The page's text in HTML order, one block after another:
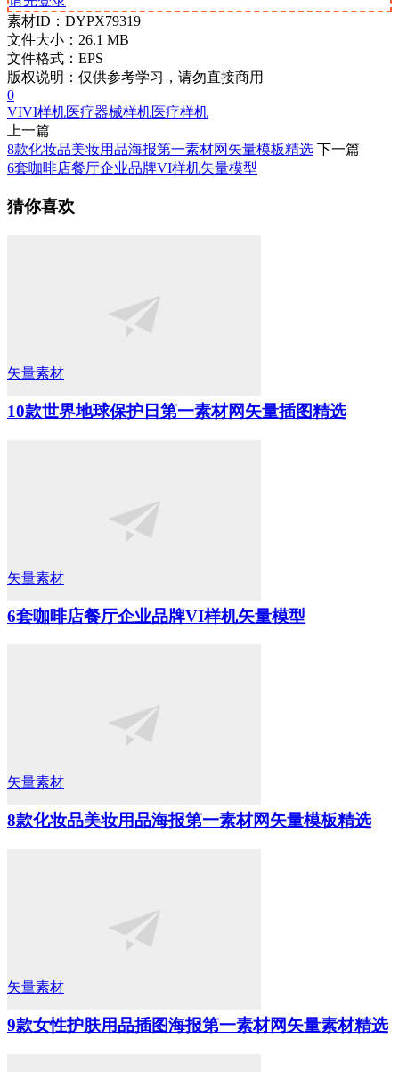
素材ID： DYPX79319
文件大小： 26.1 MB
文件格式： EPS
版权说明： 仅供参考学习，请勿直接商用
0
VIVI样机医疗器械样机医疗样机
上一篇
8款化妆品美妆用品海报第一素材网矢量模板精选 下一篇
6套咖啡店餐厅企业品牌VI样机矢量模型
猜你喜欢
矢量素材
10款世界地球保护日第一素材网矢量插图精选
矢量素材
6套咖啡店餐厅企业品牌VI样机矢量模型
矢量素材
8款化妆品美妆用品海报第一素材网矢量模板精选
矢量素材
9款女性护肤用品插图海报第一素材网矢量素材精选